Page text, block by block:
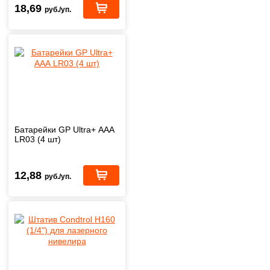
18,69 руб./уп.
Батарейки GP Ultra+ ААА
LR03 (4 шт)
12,88 руб./уп.